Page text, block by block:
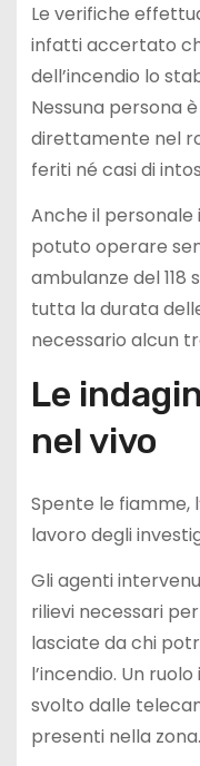
Le verifiche
infatti accertato
dell’incendio lo
Nessuna persona
direttamente nel
feriti né casi di
Anche il
potuto operare
ambulanze del
tutta la durata
necessario alcun
Le
nel vivo
Spente le fiamme,
lavoro degli
Gli agenti
rilievi necessari
lasciate da chi
l’incendio. Un
svolto dalle
presenti nella zona.